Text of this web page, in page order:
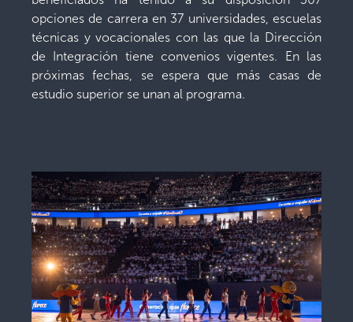
opciones de carrera en 37 universidades, escuelas
técnicas y vocacionales con las que la Dirección
de Integración tiene convenios vigentes. En las
próximas fechas, se espera que más casas de
estudio superior se unan al programa.